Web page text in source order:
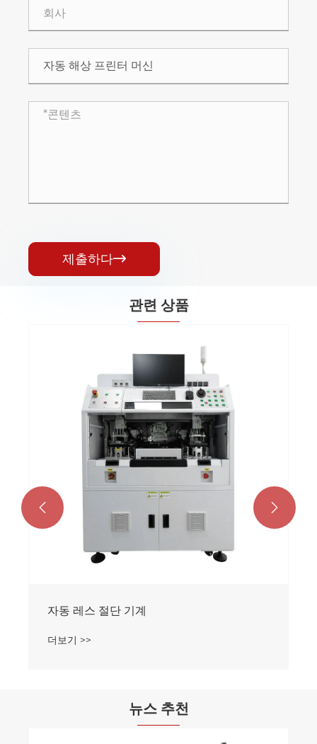
제출하다
관련 상품
자동 레스 절단 기계
더보기 >>
 
뉴스 추천